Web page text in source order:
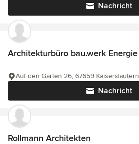
Nachricht
Architekturbüro bau.werk Energie
Nachricht
Auf den Gärten 26, 67659 Kaiserslautern
Rollmann Architekten